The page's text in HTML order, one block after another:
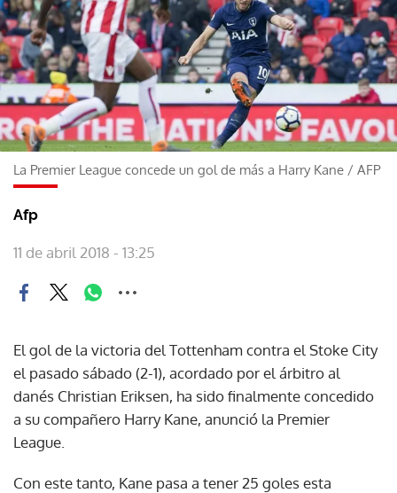
La Premier League concede un gol de más a Harry Kane / AFP
Afp
11 de abril 2018 - 13:25
El gol de la victoria del Tottenham contra el Stoke City
el pasado sábado (2-1), acordado por el árbitro al
danés Christian Eriksen, ha sido finalmente concedido
a su compañero Harry Kane, anunció la Premier
League.
Con este tanto, Kane pasa a tener 25 goles esta